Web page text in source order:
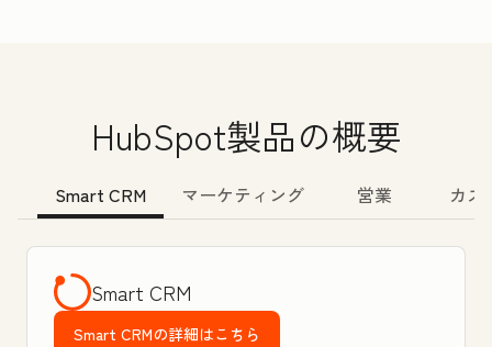
HubSpot製品の概要
Smart CRM マーケティング 営業 カス
Smart CRM
Smart CRMの詳細はこちら